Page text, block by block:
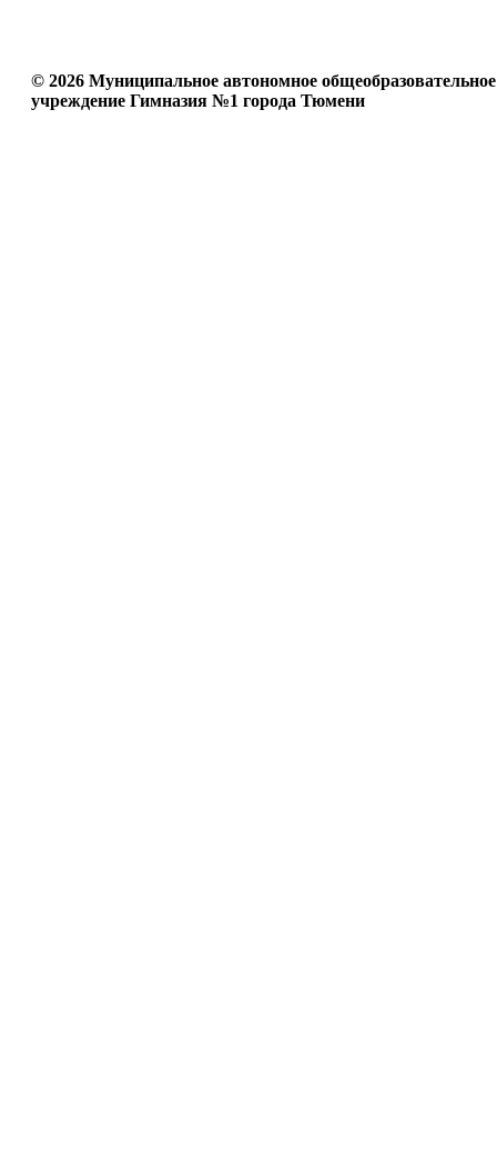
© 2026 Муниципальное автономное общеобразовательное
учреждение Гимназия №1 города Тюмени